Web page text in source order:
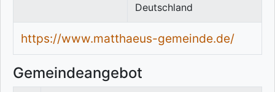
Deutschland
https://www.matthaeus-gemeinde.de/
Gemeindeangebot